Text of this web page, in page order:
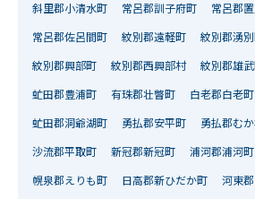
斜里郡小清水町 常呂郡訓子府町 常呂郡
常呂郡佐呂間町 紋別郡遠軽町 紋別郡湧
紋別郡興部町 紋別郡西興部村 紋別郡雄
虻田郡豊浦町 有珠郡壮瞥町 白老郡白老町
虻田郡洞爺湖町 勇払郡安平町 勇払郡む
沙流郡平取町 新冠郡新冠町 浦河郡浦河町
幌泉郡えりも町 日高郡新ひだか町 河東